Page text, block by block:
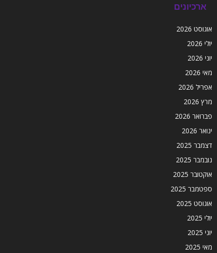
ארכיונים
אוגוסט 2026
יולי 2026
יוני 2026
מאי 2026
אפריל 2026
מרץ 2026
פברואר 2026
ינואר 2026
דצמבר 2025
נובמבר 2025
אוקטובר 2025
ספטמבר 2025
אוגוסט 2025
יולי 2025
יוני 2025
מאי 2025